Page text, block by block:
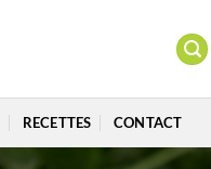
RECETTES CONTACT